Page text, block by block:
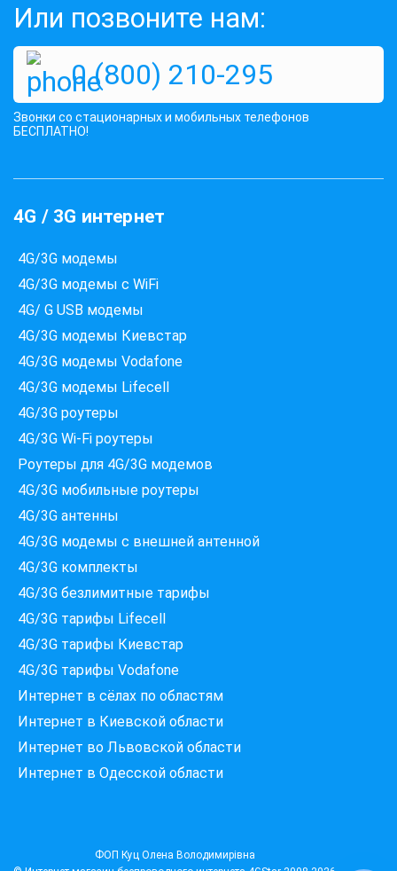
Или позвоните нам:
0 (800) 210-295
Звонки со стационарных и мобильных телефонов
БЕСПЛАТНО!
4G / 3G интернет
4G/3G модемы
4G/3G модемы с WiFi
4G/ G USB модемы
4G/3G модемы Киевстар
4G/3G модемы Vodafone
4G/3G модемы Lifecell
4G/3G роутеры
4G/3G Wi-Fi роутеры
Роутеры для 4G/3G модемов
4G/3G мобильные роутеры
4G/3G антенны
4G/3G модемы c внешней антенной
4G/3G комплекты
4G/3G безлимитные тарифы
4G/3G тарифы Lifecell
4G/3G тарифы Киевстар
4G/3G тарифы Vodafone
Интернет в сёлах по областям
Интернет в Киевской области
Интернет во Львовской области
Интернет в Одесской области
ФОП Куц Олена Володимирівна
Які провайдери працюють
за вашою адресою?
Перевірте доступність інтернету за 30 секунд
375+ провайдерів в базі
Введіть вашу адресу
Місто, вулиця та номер будинку